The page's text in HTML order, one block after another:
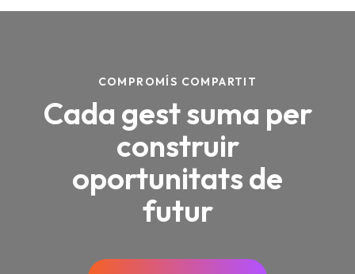
COMPROMÍS COMPARTIT
Cada gest suma per
construir
oportunitats de
futur